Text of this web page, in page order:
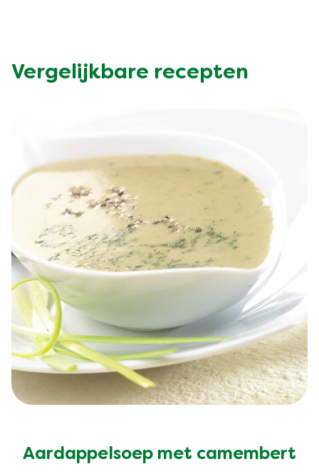
Vergelijkbare recepten
Aardappelsoep met camembert